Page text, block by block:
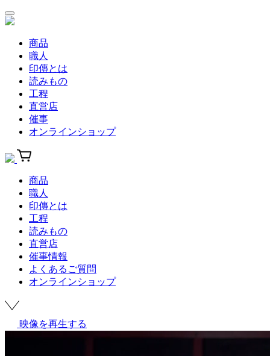
商品
職人
印傳とは
読みもの
工程
直営店
催事
オンラインショップ
商品
職人
印傳とは
工程
読みもの
直営店
催事情報
よくあるご質問
オンラインショップ
映像を再生する